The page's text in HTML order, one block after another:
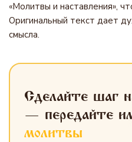
«Молитвы и наставления»,
Оригинальный текст дает
смысла.
Сделайте шаг
— передайте
молитвы